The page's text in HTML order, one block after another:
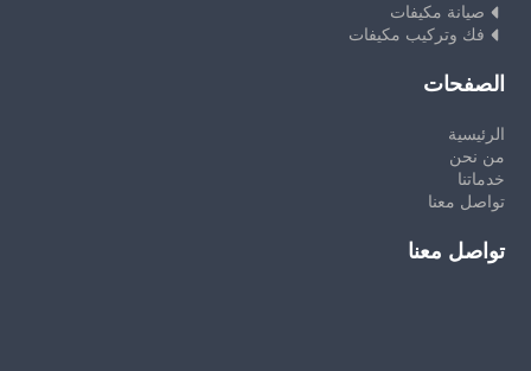
صيانة مكيفات
فك وتركيب مكيفات
الصفحات
الرئيسية
من نحن
خدماتنا
تواصل معنا
تواصل معنا